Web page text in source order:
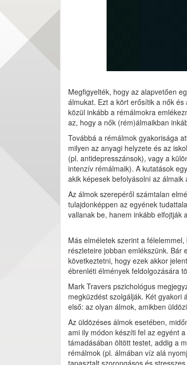
Megfigyelték, hogy az alapvetően
álmukat. Ezt a kört erősítik a nők
közül inkább a rémálmokra
az, hogy a nők (rém)álmaikban
Továbbá a rémálmok gyakorisága
milyen az anyagi helyzete és az
(pl. antidepresszánsok), vagy a
intenzív rémálmaik). A kutatások
akik képesek befolyásolni az álmaik
Az álmok szerepéről számtalan
tulajdonképpen az egyének
vallanak be, hanem inkább elfojtják
Más elméletek szerint a
részleteire jobban emlékszünk. Bár
következtetni, hogy ezek akkor
ébrenléti élmények feldolgozására
Mark Travers pszichológus
megküzdést szolgálják. Két
első: az olyan álmok, amikben
Az üldözéses álmok esetében,
ami ily módon készíti fel az egyént
támadásában öltött testet, addig a
rémálmok (pl. álmában víz alá
tapasztalt szorongásos és